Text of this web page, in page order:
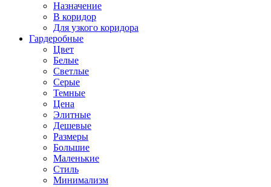
Назначение
В коридор
Для узкого коридора
Гардеробные
Цвет
Белые
Светлые
Серые
Темные
Цена
Элитные
Дешевые
Размеры
Большие
Маленькие
Стиль
Минимализм